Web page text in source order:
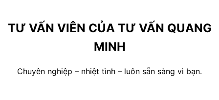
TƯ VẤN VIÊN CỦA TƯ VẤN QUANG
MINH
Chuyên nghiệp – nhiệt tình – luôn sẵn sàng vì bạn.